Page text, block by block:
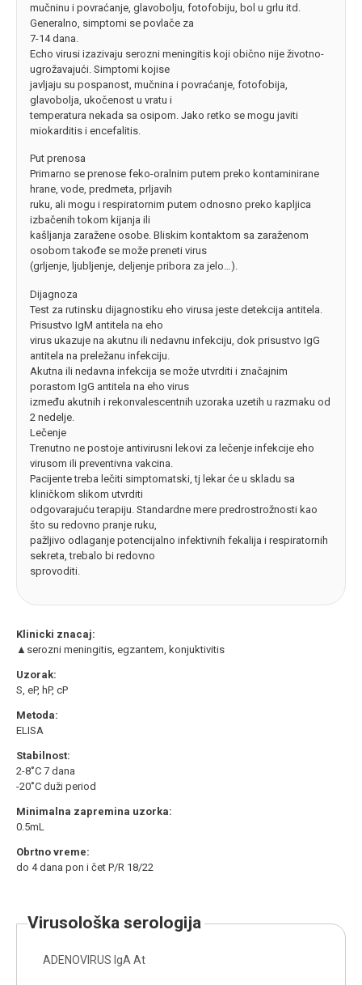
mučninu i povraćanje, glavobolju, fotofobiju, bol u grlu itd.
Generalno, simptomi se povlače za
7-14 dana.
Echo virusi izazivaju serozni meningitis koji obično nije životno-
ugrožavajući. Simptomi kojise
javljaju su pospanost, mučnina i povraćanje, fotofobija,
glavobolja, ukočenost u vratu i
temperatura nekada sa osipom. Jako retko se mogu javiti
miokarditis i encefalitis.
Put prenosa
Primarno se prenose feko-oralnim putem preko kontaminirane
hrane, vode, predmeta, prljavih
ruku, ali mogu i respiratornim putem odnosno preko kapljica
izbačenih tokom kijanja ili
kašljanja zaražene osobe. Bliskim kontaktom sa zaraženom
osobom takođe se može preneti virus
(grljenje, ljubljenje, deljenje pribora za jelo…).
Dijagnoza
Test za rutinsku dijagnostiku eho virusa jeste detekcija antitela.
Prisustvo IgM antitela na eho
virus ukazuje na akutnu ili nedavnu infekciju, dok prisustvo IgG
antitela na preležanu infekciju.
Akutna ili nedavna infekcija se može utvrditi i značajnim
porastom IgG antitela na eho virus
između akutnih i rekonvalescentnih uzoraka uzetih u razmaku od
2 nedelje.
Lečenje
Trenutno ne postoje antivirusni lekovi za lečenje infekcije eho
virusom ili preventivna vakcina.
Pacijente treba lečiti simptomatski, tj lekar će u skladu sa
kliničkom slikom utvrditi
odgovarajuću terapiju. Standardne mere predrostrožnosti kao
što su redovno pranje ruku,
pažljivo odlaganje potencijalno infektivnih fekalija i respiratornih
sekreta, trebalo bi redovno
sprovoditi.
Klinicki znacaj:
▲serozni meningitis, egzantem, konjuktivitis
Uzorak:
S, eP, hP, cP
Metoda:
ELISA
Stabilnost:
2-8˚C 7 dana
-20˚C duži period
Minimalna zapremina uzorka:
0.5mL
Obrtno vreme:
do 4 dana pon i čet P/R 18/22
virusološka serologija
ADENOVIRUS IgA At